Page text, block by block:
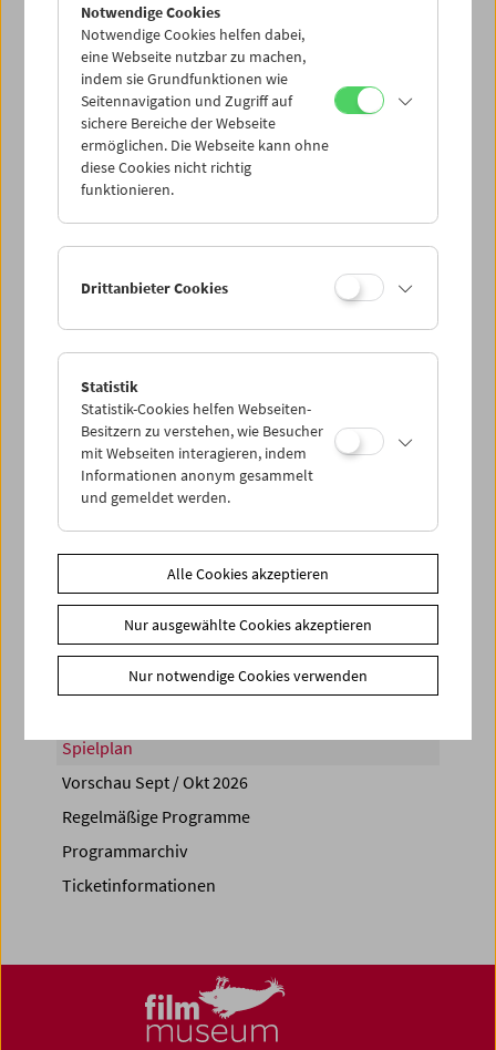
Di 5.7.
Mi 6.7.
Do 7.7.
Sa 9.7.
PROGRAMM ÜBERBLICK
Share on
Spielplan
Vorschau Sept / Okt 2026
Regelmäßige Programme
Programmarchiv
Ticketinformationen
Notwendige Cookies
Notwendige Cookies helfen dabei,
eine Webseite nutzbar zu machen,
indem sie Grundfunktionen wie
Seitennavigation und Zugriff auf
sichere Bereiche der Webseite
ermöglichen. Die Webseite kann ohne
diese Cookies nicht richtig
funktionieren.
Drittanbieter Cookies
Statistik
Statistik-Cookies helfen Webseiten-
Besitzern zu verstehen, wie Besucher
mit Webseiten interagieren, indem
Informationen anonym gesammelt
und gemeldet werden.
Alle Cookies akzeptieren
Nur ausgewählte Cookies akzeptieren
Nur notwendige Cookies verwenden